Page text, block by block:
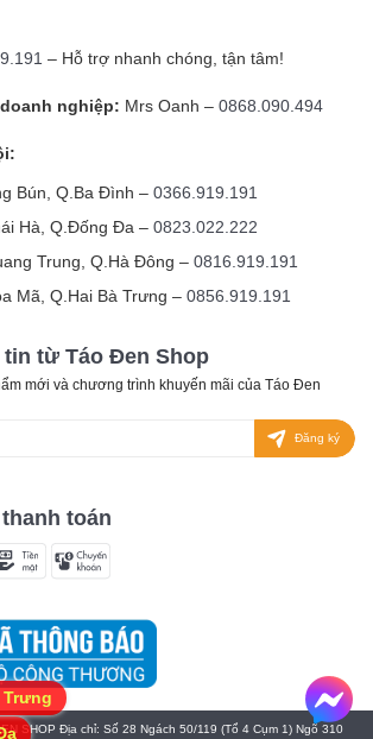
– Hỗ trợ nhanh chóng, tận tâm!
nghiệp: Mrs Oanh – 0868.090.494
Bún, Q.Ba Đình – 0366.919.191
Hà, Q.Đống Đa – 0823.022.222
Trung, Q.Hà Đông – 0816.919.191
Mã, Q.Hai Bà Trưng – 0856.919.191
từ Táo Đen Shop
mới và chương trình khuyến mãi của Táo Đen
Đăng ký
toán
SHOP Địa chỉ: Số 28 Ngách 50/119 (Tổ 4 Cụm 1) Ngõ 310
Trưng